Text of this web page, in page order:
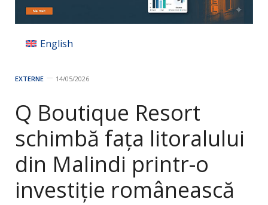
English
EXTERNE 14/05/2026
Q Boutique Resort
schimbă fața litoralului
din Malindi printr-o
investiție românească